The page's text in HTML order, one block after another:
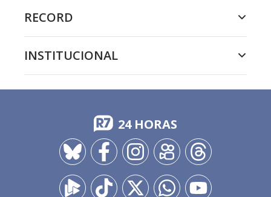
RECORD
INSTITUCIONAL
24 HORAS